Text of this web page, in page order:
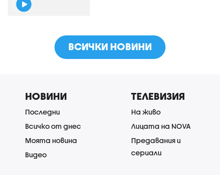
ВСИЧКИ НОВИНИ
НОВИНИ
Последни
Всичко от днес
Моята новина
Видео
ТЕЛЕВИЗИЯ
На живо
Лицата на NOVA
Предавания и
сериали